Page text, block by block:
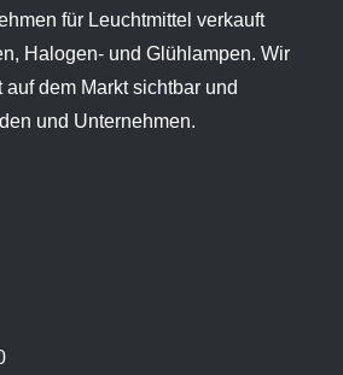
für Leuchtmittel verkauft
Halogen- und Glühlampen. Wir
dem Markt sichtbar und
und Unternehmen.